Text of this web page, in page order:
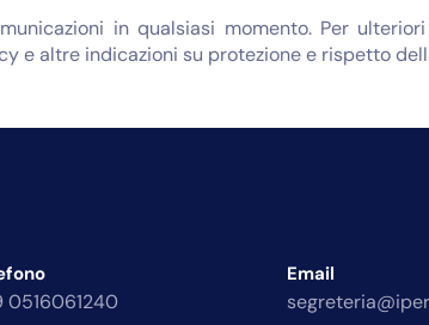
in qualsiasi momento. Per
e altre indicazioni su protezione e rispetto
0516061240
Email